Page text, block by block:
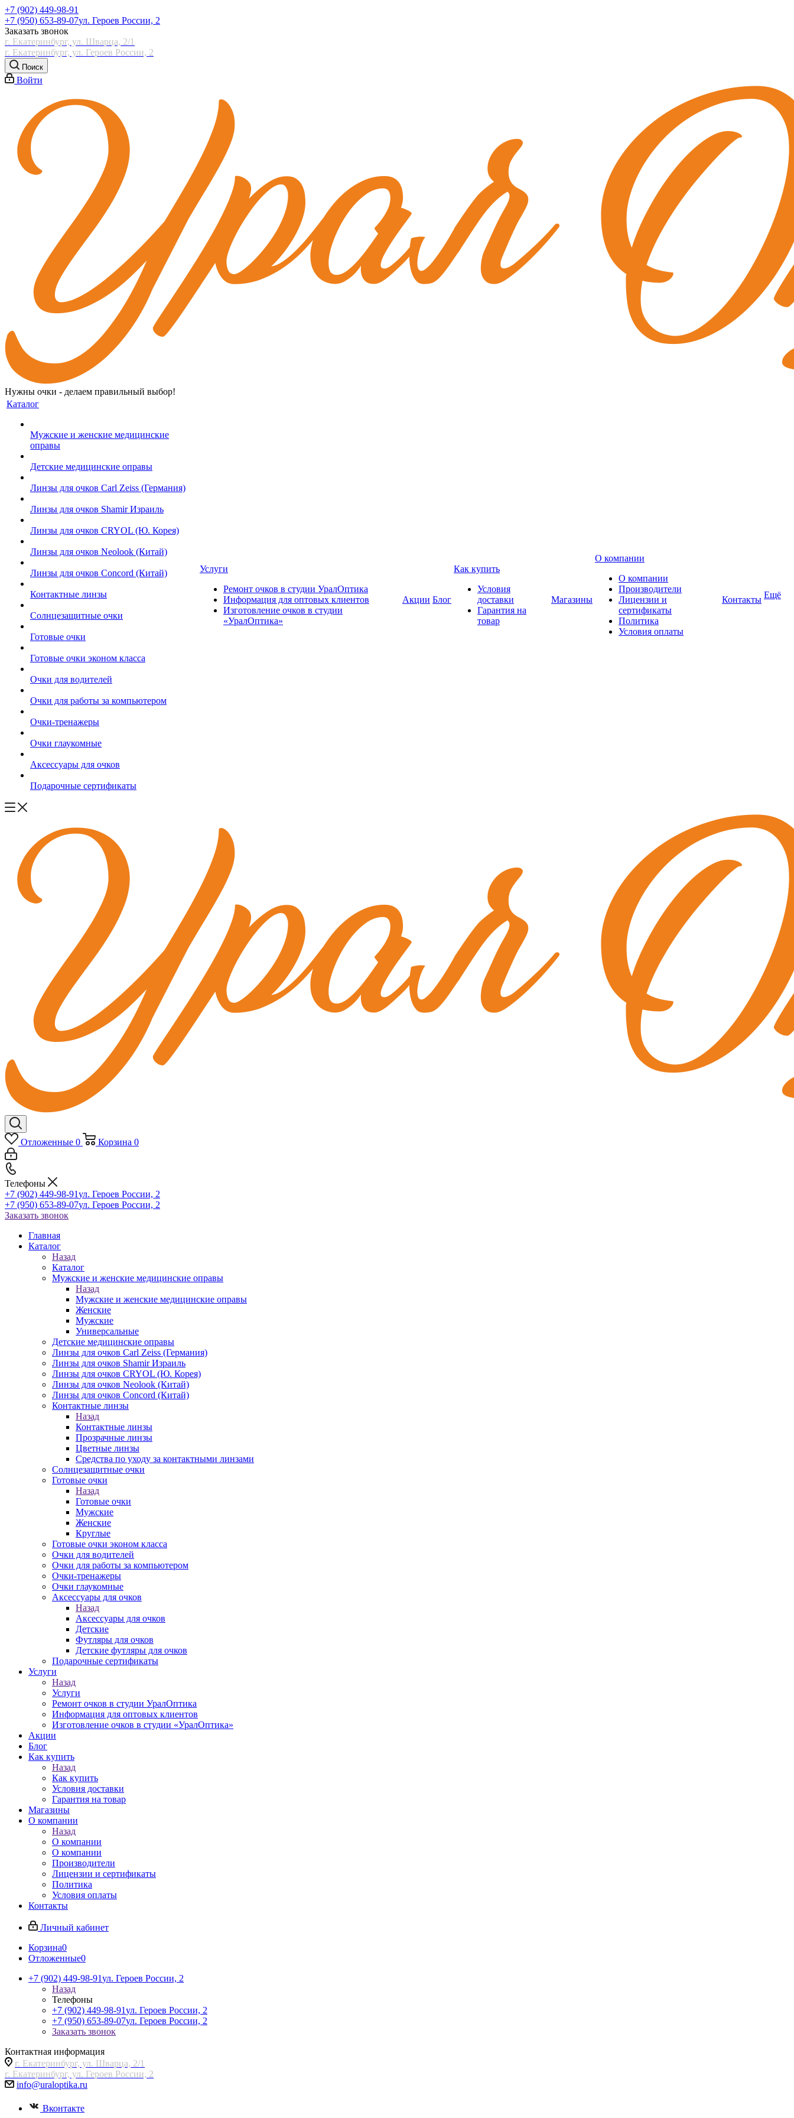
+7 (902) 449-98-91
+7 (950) 653-89-07ул. Героев России, 2
Заказать звонок
г. Екатеринбург, ул. Шварца, 2/1
г. Екатеринбург, ул. Героев России, 2
Поиск
Войти
Нужны очки - делаем правильный выбор!
Каталог
Мужские и женские медицинские
оправы
Детские медицинские оправы
Линзы для очков Carl Zeiss (Германия)
Линзы для очков Shamir Израиль
Линзы для очков CRYOL (Ю. Корея)
Линзы для очков Neolook (Китай)
Линзы для очков Concord (Китай)
Контактные линзы
Солнцезащитные очки
Готовые очки
Готовые очки эконом класса
Очки для водителей
Очки для работы за компьютером
Очки-тренажеры
Очки глаукомные
Аксессуары для очков
Подарочные сертификаты
Услуги
Ремонт очков в студии УралОптика
Информация для оптовых клиентов
Изготовление очков в студии
«УралОптика»
Акции Блог
Как купить
Условия
доставки
Гарантия на
товар
Магазины
О компании
О компании
Производители
Лицензии и
сертификаты
Политика
Условия оплаты
Контакты Ещё
Отложенные 0 Корзина 0
Телефоны
+7 (902) 449-98-91ул. Героев России, 2
+7 (950) 653-89-07ул. Героев России, 2
Заказать звонок
Главная
Каталог
Назад
Каталог
Мужские и женские медицинские оправы
Назад
Мужские и женские медицинские оправы
Женские
Мужские
Универсальные
Детские медицинские оправы
Линзы для очков Carl Zeiss (Германия)
Линзы для очков Shamir Израиль
Линзы для очков CRYOL (Ю. Корея)
Линзы для очков Neolook (Китай)
Линзы для очков Concord (Китай)
Контактные линзы
Назад
Контактные линзы
Прозрачные линзы
Цветные линзы
Средства по уходу за контактными линзами
Солнцезащитные очки
Готовые очки
Назад
Готовые очки
Мужские
Женские
Круглые
Готовые очки эконом класса
Очки для водителей
Очки для работы за компьютером
Очки-тренажеры
Очки глаукомные
Аксессуары для очков
Назад
Аксессуары для очков
Детские
Футляры для очков
Детские футляры для очков
Подарочные сертификаты
Услуги
Назад
Услуги
Ремонт очков в студии УралОптика
Информация для оптовых клиентов
Изготовление очков в студии «УралОптика»
Акции
Блог
Как купить
Назад
Как купить
Условия доставки
Гарантия на товар
Магазины
О компании
Назад
О компании
О компании
Производители
Лицензии и сертификаты
Политика
Условия оплаты
Контакты
Личный кабинет
Корзина0
Отложенные0
+7 (902) 449-98-91ул. Героев России, 2
Назад
Телефоны
+7 (902) 449-98-91ул. Героев России, 2
+7 (950) 653-89-07ул. Героев России, 2
Заказать звонок
Контактная информация
г. Екатеринбург, ул. Шварца, 2/1
г. Екатеринбург, ул. Героев России, 2
info@uraloptika.ru
Вконтакте